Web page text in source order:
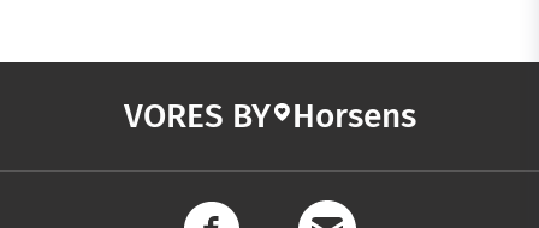
VORES BY Horsens